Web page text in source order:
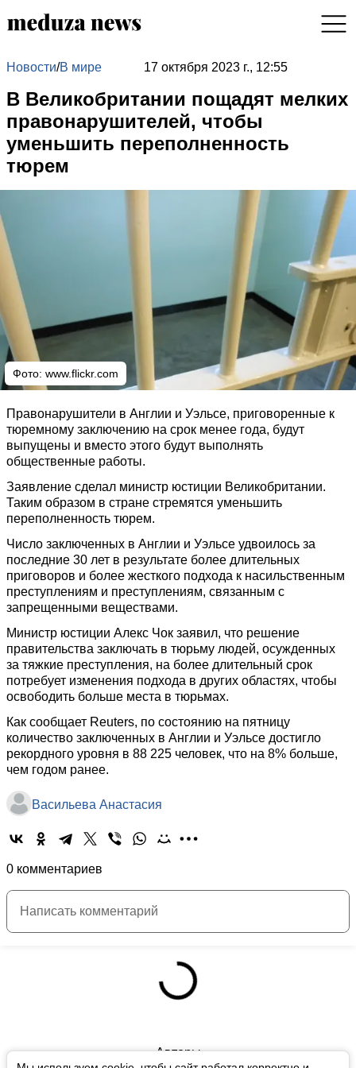
Новости/В мире 17 октября 2023 г., 12:55
В Великобритании пощадят мелких
правонарушителей, чтобы
уменьшить переполненность
тюрем
Фото: www.flickr.com
Правонарушители в Англии и Уэльсе, приговоренные к
тюремному заключению на срок менее года, будут
выпущены и вместо этого будут выполнять
общественные работы.
Заявление сделал министр юстиции Великобритании.
Таким образом в стране стремятся уменьшить
переполненность тюрем.
Число заключенных в Англии и Уэльсе удвоилось за
последние 30 лет в результате более длительных
приговоров и более жесткого подхода к насильственным
преступлениям и преступлениям, связанным с
запрещенными веществами.
Министр юстиции Алекс Чок заявил, что решение
правительства заключать в тюрьму людей, осужденных
за тяжкие преступления, на более длительный срок
потребует изменения подхода в других областях, чтобы
освободить больше места в тюрьмах.
Как сообщает Reuters, по состоянию на пятницу
количество заключенных в Англии и Уэльсе достигло
рекордного уровня в 88 225 человек, что на 8% больше,
чем годом ранее.
Васильева Анастасия
0 комментариев
Авторы